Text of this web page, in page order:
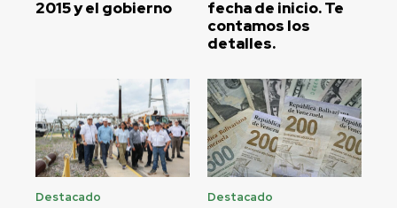
2015 y el gobierno
fecha de inicio. Te
contamos los
detalles.
Destacado Destacado